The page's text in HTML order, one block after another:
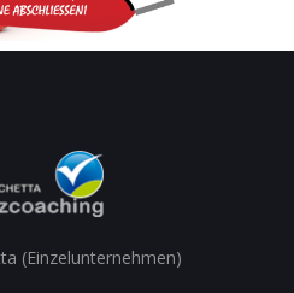
(Einzelunternehmen)